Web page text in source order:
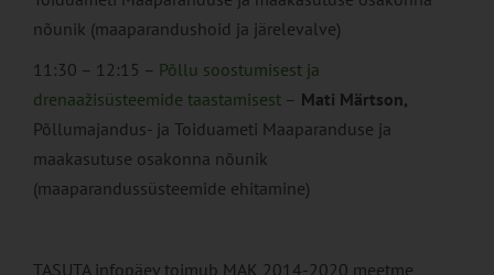
nõunik (maaparandushoid ja järelevalve)
11:30 – 12:15 – Põllu soostumisest ja
drenaažisüsteemide taastamisest – Mati Märtson,
Põllumajandus- ja Toiduameti Maaparanduse ja
maakasutuse osakonna nõunik
(maaparandussüsteemide ehitamine)
TASUTA infopäev toimub MAK 2014-2020 meetme